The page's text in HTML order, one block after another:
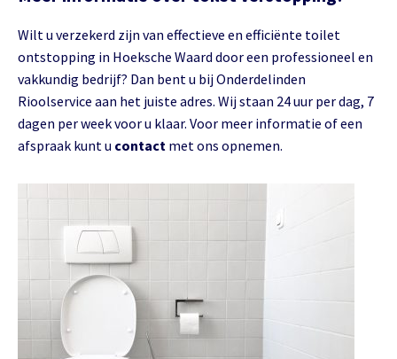
Wilt u verzekerd zijn van effectieve en efficiënte toilet
ontstopping in Hoeksche Waard door een professioneel en
vakkundig bedrijf? Dan bent u bij Onderdelinden
Rioolservice aan het juiste adres. Wij staan 24 uur per dag, 7
dagen per week voor u klaar. Voor meer informatie of een
afspraak kunt u contact met ons opnemen.